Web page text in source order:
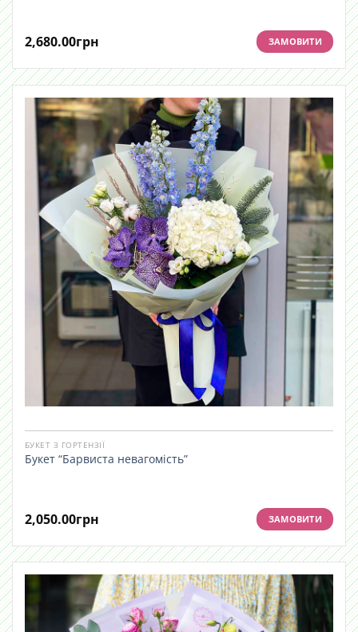
2,680.00грн ЗАМОВИТИ
БУКЕТ З ГОРТЕНЗІЇ
Букет “Барвиста невагомість”
2,050.00грн ЗАМОВИТИ